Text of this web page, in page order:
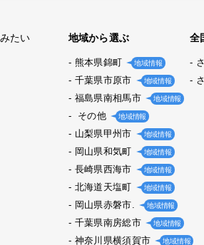
たい 地域から選ぶ
熊本県錦町 地域情報
千葉県市原市 地域情報
福島県南相馬市 地域情報
その他 地域情報
山梨県甲州市 地域情報
岡山県和気町 地域情報
長崎県西海市 地域情報
北海道天塩町 地域情報
岡山県赤磐市. 地域情報
千葉県南房総市 地域情報
神奈川県横須賀市 地域情報
全